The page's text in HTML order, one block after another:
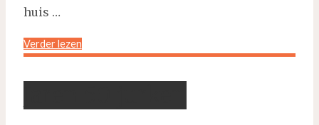
huis …
Verder lezen"De
laatste
huis-